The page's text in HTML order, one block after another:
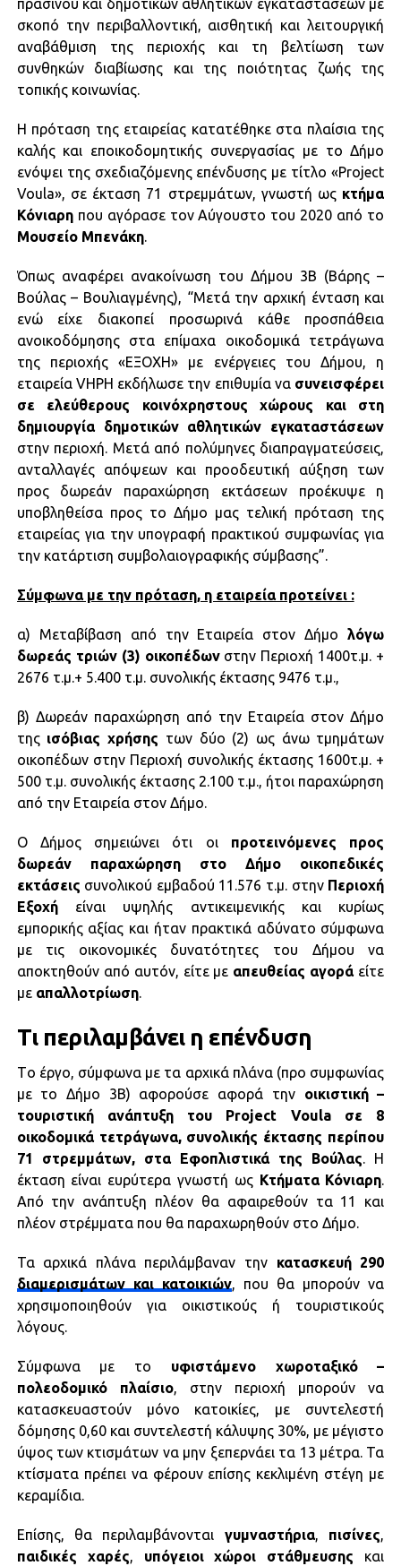
πρασίνου και δημοτικών αθλητικών εγκαταστάσεων με
σκοπό την περιβαλλοντική, αισθητική και λειτουργική
αναβάθμιση της περιοχής και τη βελτίωση των
συνθηκών διαβίωσης και της ποιότητας ζωής της
τοπικής κοινωνίας.
Η πρόταση της εταιρείας κατατέθηκε στα πλαίσια της
καλής και εποικοδομητικής συνεργασίας με το Δήμο
ενόψει της σχεδιαζόμενης επένδυσης με τίτλο «Project
Voula», σε έκταση 71 στρεμμάτων, γνωστή ως κτήμα
Κόνιαρηπου αγόρασε τον Αύγουστο του 2020 από το
Μουσείο Μπενάκη.
Όπως αναφέρει ανακοίνωση του Δήμου 3Β (Βάρης –
Βούλας – Βουλιαγμένης), “Μετά την αρχική ένταση και
ενώ είχε διακοπεί προσωρινά κάθε προσπάθεια
ανοικοδόμησης στα επίμαχα οικοδομικά τετράγωνα
της περιοχής «ΕΞΟΧΗ» με ενέργειες του Δήμου, η
εταιρεία VHPH εκδήλωσε την επιθυμία να συνεισφέρει
σε ελεύθερους κοινόχρηστους χώρους και στη
δημιουργία δημοτικών αθλητικών εγκαταστάσεων
στην περιοχή. Μετά από πολύμηνες διαπραγματεύσεις,
ανταλλαγές απόψεων και προοδευτική αύξηση των
προς δωρεάν παραχώρηση εκτάσεων προέκυψε η
υποβληθείσα προς το Δήμο μας τελική πρόταση της
εταιρείας για την υπογραφή πρακτικού συμφωνίας για
την κατάρτιση συμβολαιογραφικής σύμβασης”.
Σύμφωνα με την πρόταση, η εταιρεία προτείνει :
α) Μεταβίβαση από την Εταιρεία στον Δήμολόγω
δωρεάς τριών (3) οικοπέδωνστην Περιοχή 1400τ.μ. +
2676 τ.μ.+ 5.400 τ.μ. συνολικής έκτασης 9476 τ.μ.,
β) Δωρεάν παραχώρηση από την Εταιρεία στον Δήμο
της ισόβιας χρήσης των δύο (2) ως άνω τμημάτων
οικοπέδων στην Περιοχή συνολικής έκτασης 1600τ.μ. +
500 τ.μ. συνολικής έκτασης 2.100 τ.μ., ήτοι παραχώρηση
από την Εταιρεία στον Δήμο.
Ο Δήμος σημειώνει ότι οι προτεινόμενες προς
δωρεάν παραχώρηση στο Δήμο οικοπεδικές
εκτάσεις συνολικού εμβαδού 11.576 τ.μ. στην Περιοχή
Εξοχήείναι υψηλής αντικειμενικής και κυρίως
εμπορικής αξίας και ήταν πρακτικά αδύνατο σύμφωνα
με τις οικονομικές δυνατότητες του Δήμου να
αποκτηθούν από αυτόν, είτε με απευθείας αγοράείτε
με απαλλοτρίωση.
Τι περιλαμβάνει η επένδυση
Tο έργο, σύμφωνα με τα αρχικά πλάνα (προ συμφωνίας
με το Δήμο 3Β) αφορούσε αφορά τηνοικιστική –
τουριστική ανάπτυξη του Project Voula σε 8
οικοδομικά τετράγωνα, συνολικής έκτασης περίπου
71 στρεμμάτων, στα Εφοπλιστικά της Βούλας. Η
έκταση είναι ευρύτερα γνωστή ως Κτήματα Κόνιαρη.
Από την ανάπτυξη πλέον θα αφαιρεθούν τα 11 και
πλέον στρέμματα που θα παραχωρηθούν στο Δήμο.
Τα αρχικά πλάνα περιλάμβαναν την κατασκευή 290
διαμερισμάτων και κατοικιών, που θα μπορούν να
χρησιμοποιηθούν για οικιστικούς ή τουριστικούς
λόγους.
Σύμφωνα με το υφιστάμενο χωροταξικό –
πολεοδομικό πλαίσιο, στην περιοχή μπορούν να
κατασκευαστούν μόνο κατοικίες, με συντελεστή
δόμησης 0,60 και συντελεστή κάλυψης 30%, με μέγιστο
ύψος των κτισμάτων να μην ξεπερνάει τα 13 μέτρα. Τα
κτίσματα πρέπει να φέρουν επίσης κεκλιμένη στέγη με
κεραμίδια.
Επίσης, θα περιλαμβάνονται γυμναστήρια, πισίνες,
παιδικές
χαρές, υπόγειοι χώροι στάθμευσης και